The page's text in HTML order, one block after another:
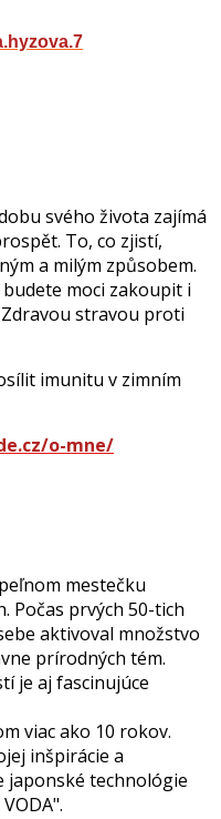
svého života zajímá
To, co zjistí,
a milým způsobem.
moci zakoupit i
stravou proti
imunitu v zimním
o-mne/
mestečku
Počas prvých 50-tich
aktivoval množstvo
prírodných tém.
je aj fascinujúce
viac ako 10 rokov.
inšpirácie a
japonské technológie